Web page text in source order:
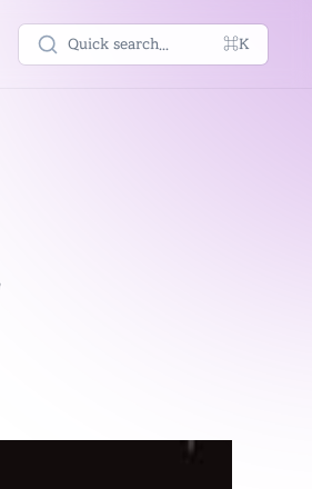
Quick search... ⌘K